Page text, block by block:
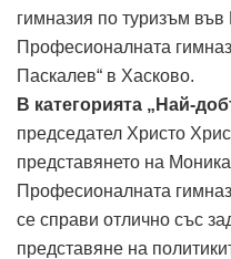
гимназия по туризъм
Професионалната
Паскалев“ в Хасково.
В категорията „Най-
председател Христо
представянето на
Професионалната
се справи отлично със
представяне на